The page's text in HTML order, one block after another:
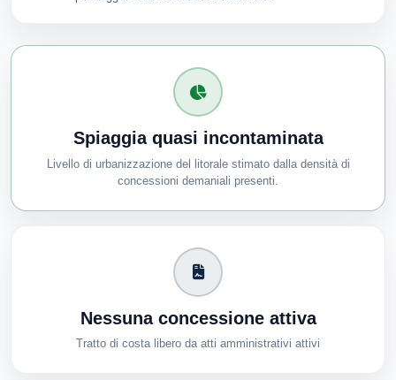
Spiaggia quasi incontaminata
Livello di urbanizzazione del litorale stimato dalla densità di
concessioni demaniali presenti.
Nessuna concessione attiva
Tratto di costa libero da atti amministrativi attivi